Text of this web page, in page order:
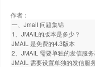
作者：
一、Jmail 问题集锦
1、JMAIL的版本是多少？
JMAIL 是免费的4.3版本
2、JMAIL 需要单独的发信服
JMAIL 需要设置单独的发信服